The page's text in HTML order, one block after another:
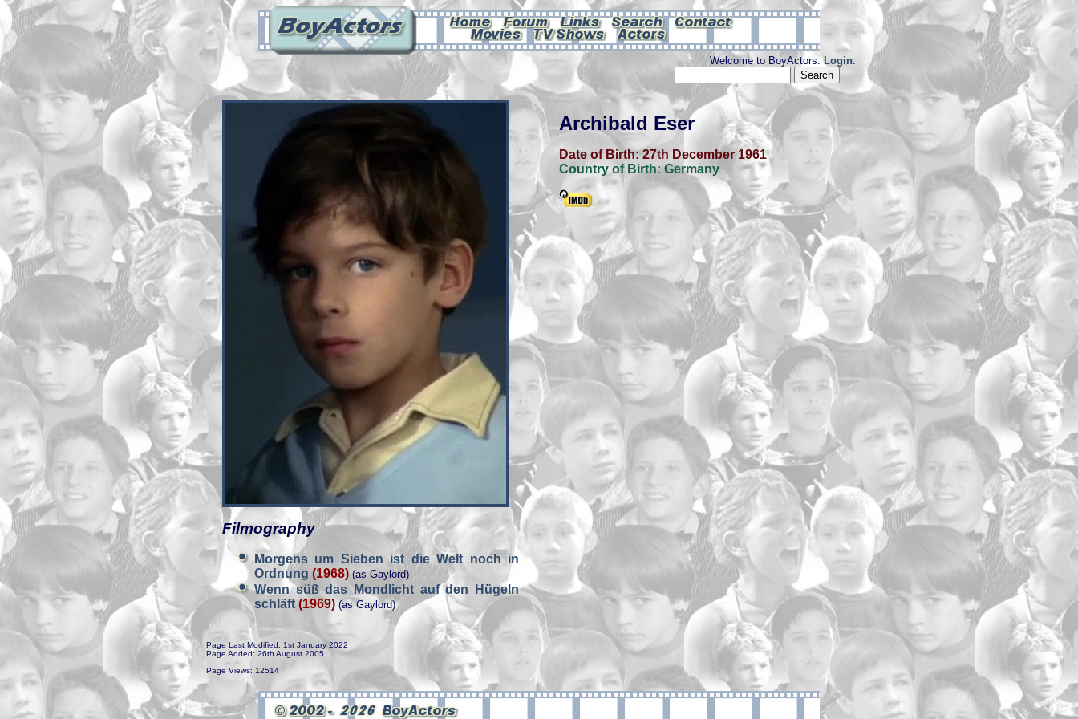
Welcome to BoyActors.Login.
Archibald Eser
Date of Birth: 27th December 1961
Country of Birth:Germany
Filmography
Morgens um Sieben ist die Welt noch in
Ordnung (1968) (as Gaylord)
Wenn süß das Mondlicht auf den Hügeln
schläft(1969) (as Gaylord)
Page Last Modified: 1st January 2022
Page Added: 26th August 2005
Page Views: 12514